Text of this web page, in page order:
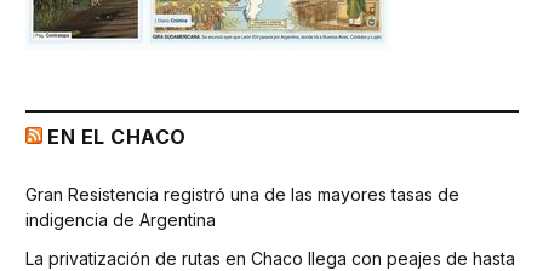
EN EL CHACO
Gran Resistencia registró una de las mayores tasas de
indigencia de Argentina
La privatización de rutas en Chaco llega con peajes de hasta